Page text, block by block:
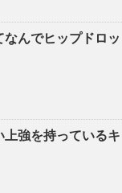
なんでヒップドロッ
上強を持っているキ